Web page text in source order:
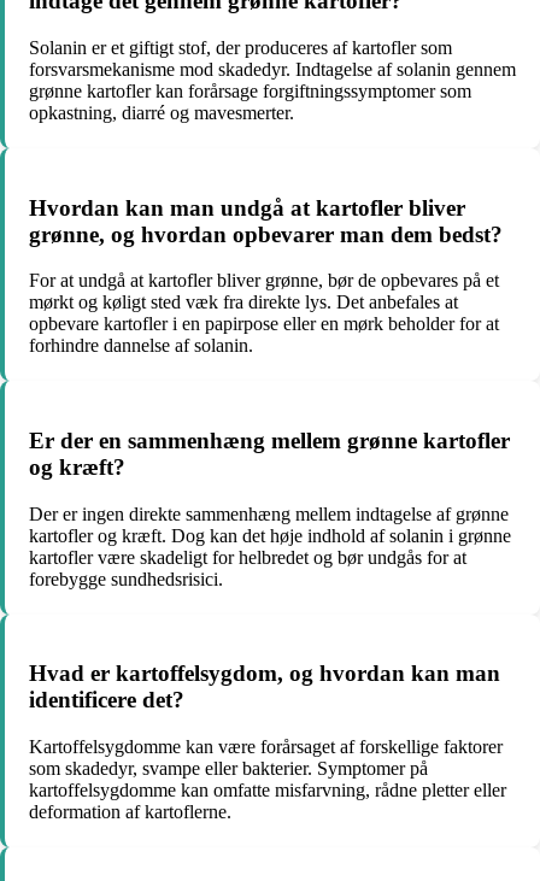
Solanin er et giftigt stof, der produceres af kartofler som
forsvarsmekanisme mod skadedyr. Indtagelse af solanin gennem
grønne kartofler kan forårsage forgiftningssymptomer som
opkastning, diarré og mavesmerter.
Hvordan kan man undgå at kartofler bliver
grønne, og hvordan opbevarer man dem bedst?
For at undgå at kartofler bliver grønne, bør de opbevares på et
mørkt og køligt sted væk fra direkte lys. Det anbefales at
opbevare kartofler i en papirpose eller en mørk beholder for at
forhindre dannelse af solanin.
Er der en sammenhæng mellem grønne kartofler
og kræft?
Der er ingen direkte sammenhæng mellem indtagelse af grønne
kartofler og kræft. Dog kan det høje indhold af solanin i grønne
kartofler være skadeligt for helbredet og bør undgås for at
forebygge sundhedsrisici.
Hvad er kartoffelsygdom, og hvordan kan man
identificere det?
Kartoffelsygdomme kan være forårsaget af forskellige faktorer
som skadedyr, svampe eller bakterier. Symptomer på
kartoffelsygdomme kan omfatte misfarvning, rådne pletter eller
deformation af kartoflerne.